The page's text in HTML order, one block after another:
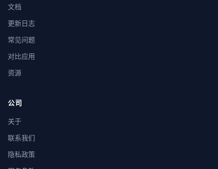
文档
更新日志
常见问题
对比应用
资源
公司
关于
联系我们
隐私政策